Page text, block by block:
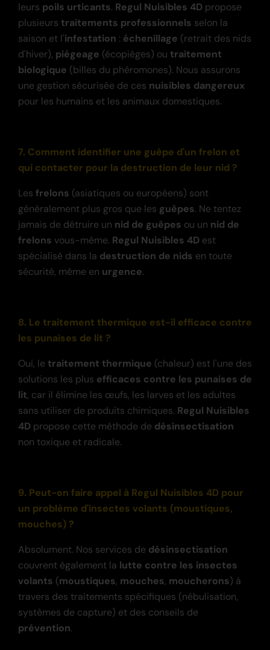
leurs poils urticants. Regul Nuisibles 4D propose
plusieurs traitements professionnels selon la
saison et l'infestation : échenillage (retrait des nids
d'hiver), piégeage (écopièges) ou traitement
biologique (billes du phéromones). Nous assurons
une gestion sécurisée de ces nuisibles dangereux
pour les humains et les animaux domestiques.
7. Comment identifier une guêpe d'un frelon et
qui contacter pour la destruction de leur nid ?
Les frelons (asiatiques ou européens) sont
généralement plus gros que les guêpes. Ne tentez
jamais de détruire un nid de guêpes ou un nid de
frelons vous-même. Regul Nuisibles 4D est
spécialisé dans la destruction de nids en toute
sécurité, même en urgence.
8. Le traitement thermique est-il efficace contre
les punaises de lit ?
Oui, le traitement thermique (chaleur) est l'une des
solutions les plus efficaces contre les punaises de
lit, car il élimine les œufs, les larves et les adultes
sans utiliser de produits chimiques. Regul Nuisibles
4D propose cette méthode de désinsectisation
non toxique et radicale.
9. Peut-on faire appel à Regul Nuisibles 4D pour
un problème d'insectes volants (moustiques,
mouches) ?
Absolument. Nos services de désinsectisation
couvrent également la lutte contre les insectes
volants (moustiques, mouches, moucherons) à
travers des traitements spécifiques (nébulisation,
systèmes de capture) et des conseils de
prévention.